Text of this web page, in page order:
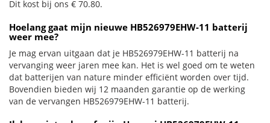
Dit kost bij ons € 70.80.
Hoelang gaat mijn nieuwe HB526979EHW-11 batterij
weer mee?
Je mag ervan uitgaan dat je HB526979EHW-11 batterij na
vervanging weer jaren mee kan. Het is wel goed om te weten
dat batterijen van nature minder efficiënt worden over tijd.
Bovendien bieden wij 12 maanden garantie op de werking
van de vervangen HB526979EHW-11 batterij.